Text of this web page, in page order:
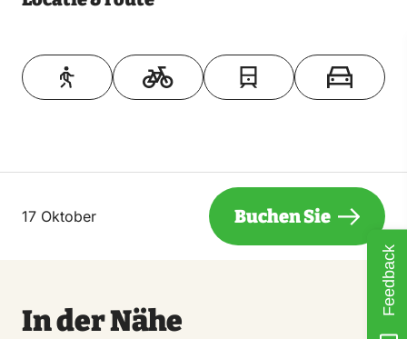
Toon op kaart
17 Oktober Buchen Sie
In der Nähe
Feedback